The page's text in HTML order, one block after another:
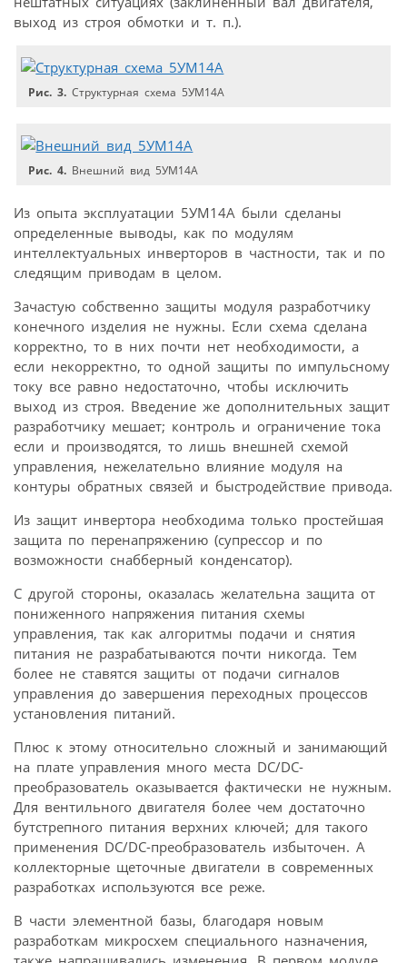
выход из строя обмотки и т. п.).
Рис. 3. Структурная схема 5УМ14А
Рис. 4. Внешний вид 5УМ14А
Из опыта эксплуатации 5УМ14А были сделаны
определенные выводы, как по модулям
интеллектуальных инверторов в частности, так и по
следящим приводам в целом.
Зачастую собственно защиты модуля разработчику
конечного изделия не нужны. Если схема сделана
корректно, то в них почти нет необходимости, а
если некорректно, то одной защиты по импульсному
току все равно недостаточно, чтобы исключить
выход из строя. Введение же дополнительных защит
разработчику мешает; контроль и ограничение тока
если и производятся, то лишь внешней схемой
управления, нежелательно влияние модуля на
контуры обратных связей и быстродействие привода.
Из защит инвертора необходима только простейшая
защита по перенапряжению (супрессор и по
возможности снабберный конденсатор).
С другой стороны, оказалась желательна защита от
пониженного напряжения питания схемы
управления, так как алгоритмы подачи и снятия
питания не разрабатываются почти никогда. Тем
более не ставятся защиты от подачи сигналов
управления до завершения переходных процессов
установления питаний.
Плюс к этому относительно сложный и занимающий
на плате управления много места DC/DC-
преобразователь оказывается фактически не нужным.
Для вентильного двигателя более чем достаточно
бутстрепного питания верхних ключей; для такого
применения DC/DC-преобразователь избыточен. А
коллекторные щеточные двигатели в современных
разработках используются все реже.
В части элементной базы, благодаря новым
разработкам микросхем специального назначения,